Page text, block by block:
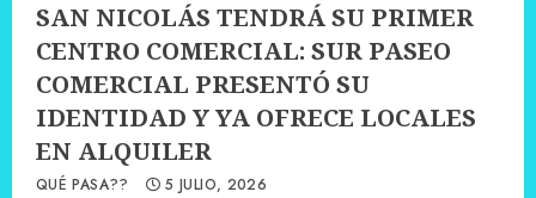
SAN NICOLÁS TENDRÁ SU PRIMER
CENTRO COMERCIAL: SUR PASEO
COMERCIAL PRESENTÓ SU
IDENTIDAD Y YA OFRECE LOCALES
EN ALQUILER
QUÉ PASA?? 5 JULIO, 2026